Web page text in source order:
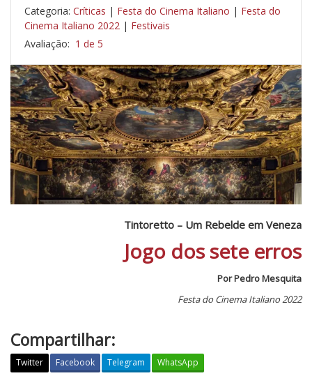
Categoria: Críticas | Festa do Cinema Italiano | Festa do
Cinema Italiano 2022 | Festivais
Avaliação: 1 de 5
Tintoretto – Um Rebelde em Veneza
Jogo dos sete erros
Por Pedro Mesquita
Festa do Cinema Italiano 2022
Compartilhar:
Twitter Facebook Telegram WhatsApp